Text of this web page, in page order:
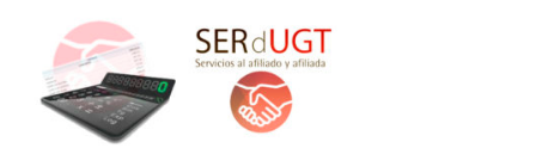
obtener plaza en el
exterior’